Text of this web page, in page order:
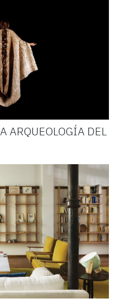
ARQUEOLOGÍA DEL